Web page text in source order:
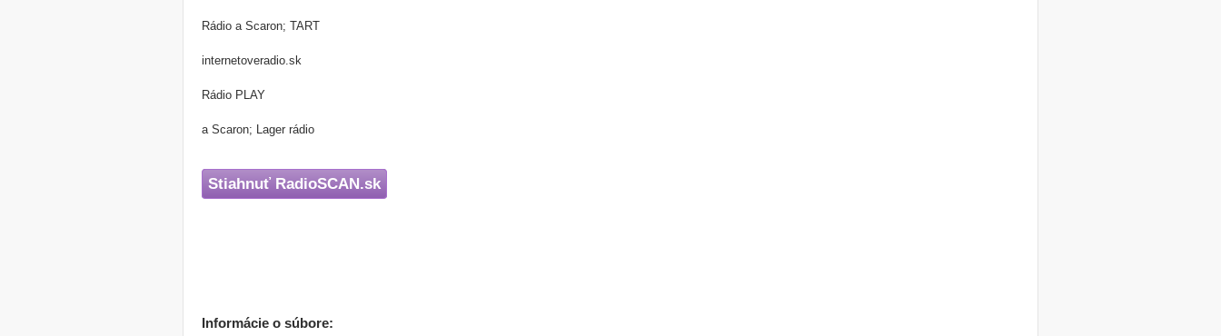
Rádio a Scaron; TART
internetoveradio.sk
Rádio PLAY
a Scaron; Lager rádio
Stiahnuť RadioSCAN.sk
Informácie o súbore: